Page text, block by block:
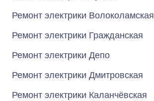
Ремонт электрики Волоколамская
Ремонт электрики Гражданская
Ремонт электрики Депо
Ремонт электрики Дмитровская
Ремонт электрики Каланчёвская